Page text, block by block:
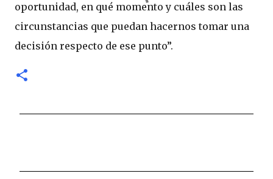
oportunidad, en qué momento y cuáles son las
circunstancias que puedan hacernos tomar una
decisión respecto de ese punto”.